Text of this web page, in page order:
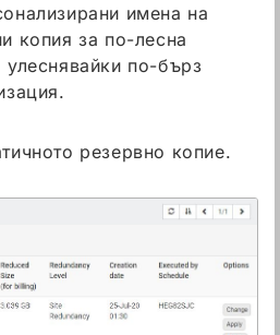
имена на
копия за по-лесна
улеснявайки по-бърз
резервно копие.